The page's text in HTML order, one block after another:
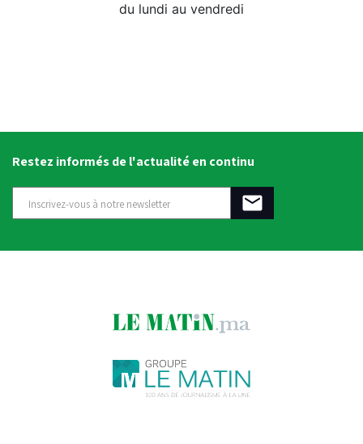
du lundi au vendredi
Restez informés de l'actualité en continu